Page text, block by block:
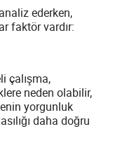
ederken,
faktör vardır:
çalışma,
neden olabilir,
yorgunluk
daha doğru